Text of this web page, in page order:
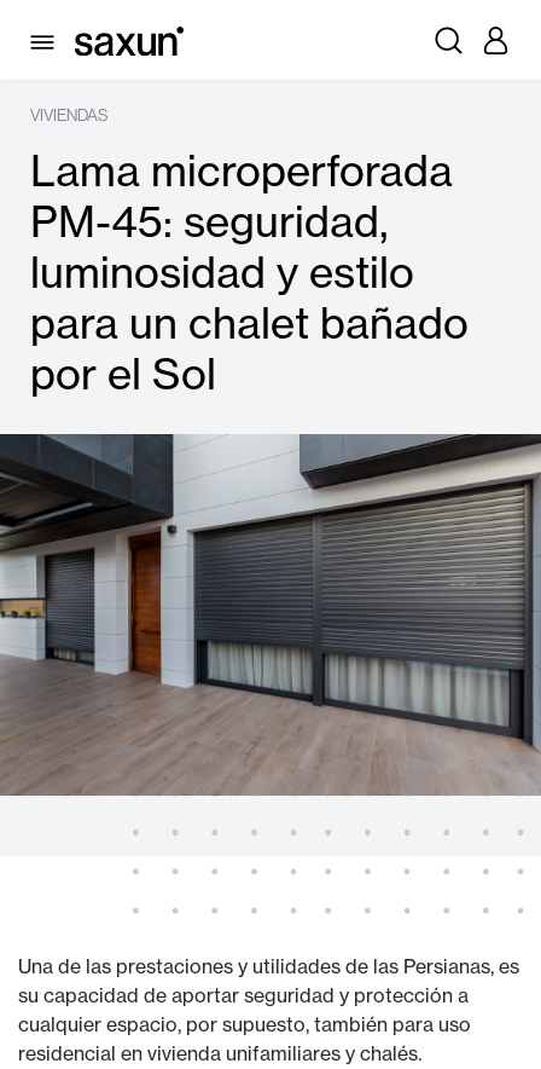
VIVIENDAS
Lama microperforada
PM-45: seguridad,
luminosidad y estilo
para un chalet bañado
por el Sol
Una de las prestaciones y utilidades de las Persianas, es
su capacidad de aportar seguridad y protección a
cualquier espacio, por supuesto, también para uso
residencial en vivienda unifamiliares y chalés.